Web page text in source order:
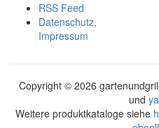
RSS Feed
Datenschutz,
Impressum
Copyright © 2026
und
Weitere produktkataloge siehe